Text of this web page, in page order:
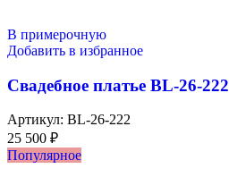
В примерочную
Добавить в избранное
Свадебное платье BL-26-222
Артикул: BL-26-222
25 500 ₽
Популярное